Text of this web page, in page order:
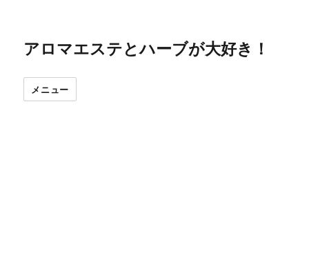
アロマエステとハーブが大好き！
メニュー